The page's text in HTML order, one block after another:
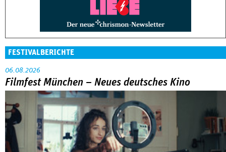
FESTIVALBERICHTE
06.08.2026
Filmfest München – Neues deutsches Kino